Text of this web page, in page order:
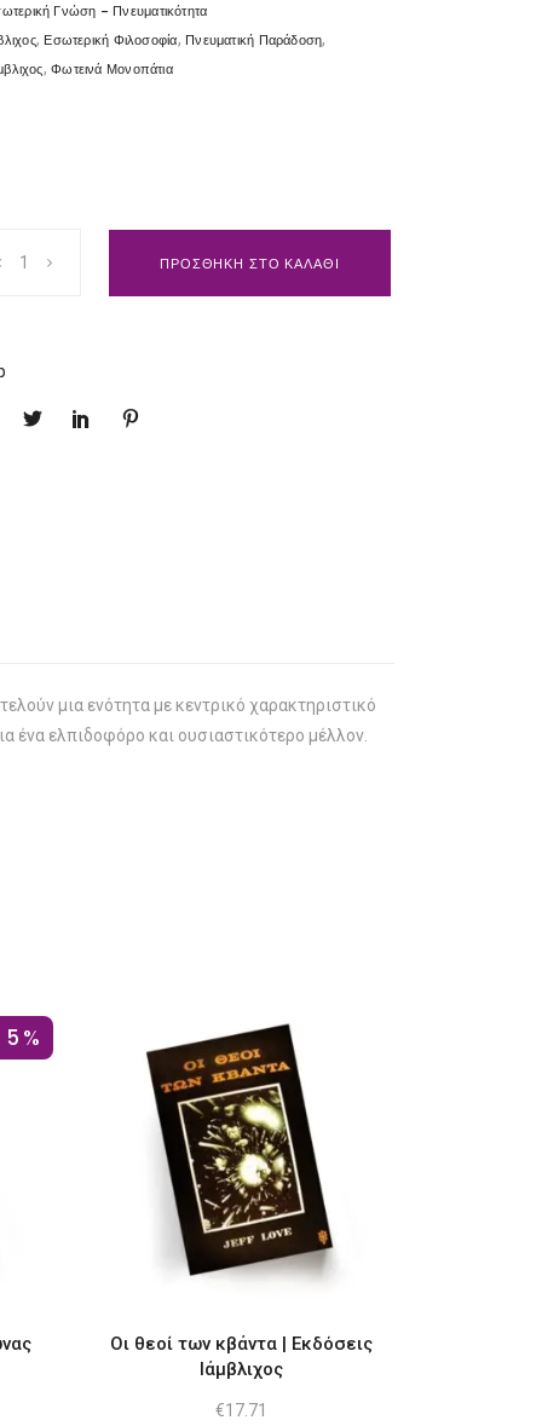
Γνώση - Πνευματικότητα
, Εσωτερική Φιλοσοφία, Πνευματική Παράδοση,
,Φωτεινά Μονοπάτια
ΠΡΟΣΘΗΚΗ ΣΤΟ ΚΑΛΑΘΙ
μια ενότητα με κεντρικό χαρακτηριστικό
ένα ελπιδοφόρο και ουσιαστικότερο μέλλον.
Οι θεοί των κβάντα | Εκδόσεις
Ιάμβλιχος
€17.71